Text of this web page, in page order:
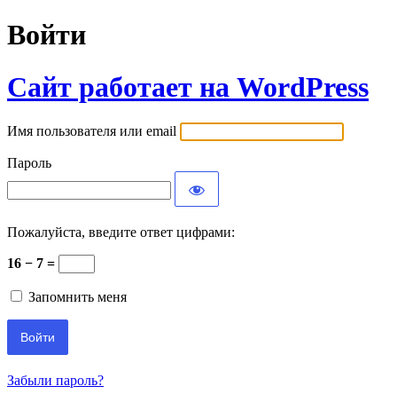
Войти
Сайт работает на WordPress
Имя пользователя или email
Пароль
Пожалуйста, введите ответ цифрами:
16 − 7 =
Запомнить меня
Забыли пароль?